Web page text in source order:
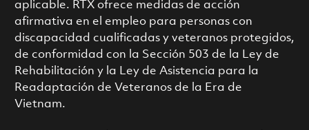
aplicable. RTX ofrece medidas de acción
afirmativa en el empleo para personas con
discapacidad cualificadas y veteranos protegidos,
de conformidad con la Sección 503 de la Ley de
Rehabilitación y la Ley de Asistencia para la
Readaptación de Veteranos de la Era de
Vietnam.